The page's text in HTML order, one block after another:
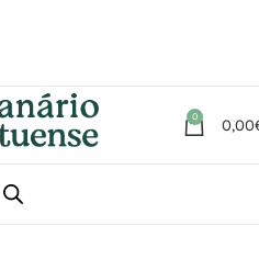
0 0,00